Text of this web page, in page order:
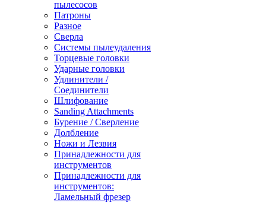
пылесосов
Патроны
Разное
Сверла
Системы пылеудаления
Торцевые головки
Ударные головки
Удлинители /
Соединители
Шлифование
Sanding Attachments
Бурение / Сверление
Долбление
Ножи и Лезвия
Принадлежности для
инструментов
Принадлежности для
инструментов:
Ламельный фрезер